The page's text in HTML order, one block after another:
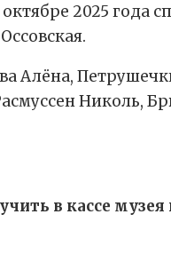
2025 года
Алёна,
Николь,
в кассе